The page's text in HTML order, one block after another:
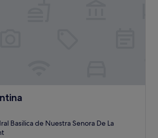
Basilica de Nuestra Senora De La